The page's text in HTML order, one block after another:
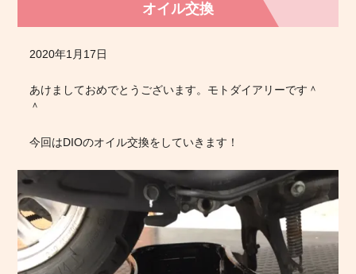
オイル交換
2020年1月17日
あけましておめでとうございます。モトダイアリーです＾
＾
今回はDIOのオイル交換をしていきます！